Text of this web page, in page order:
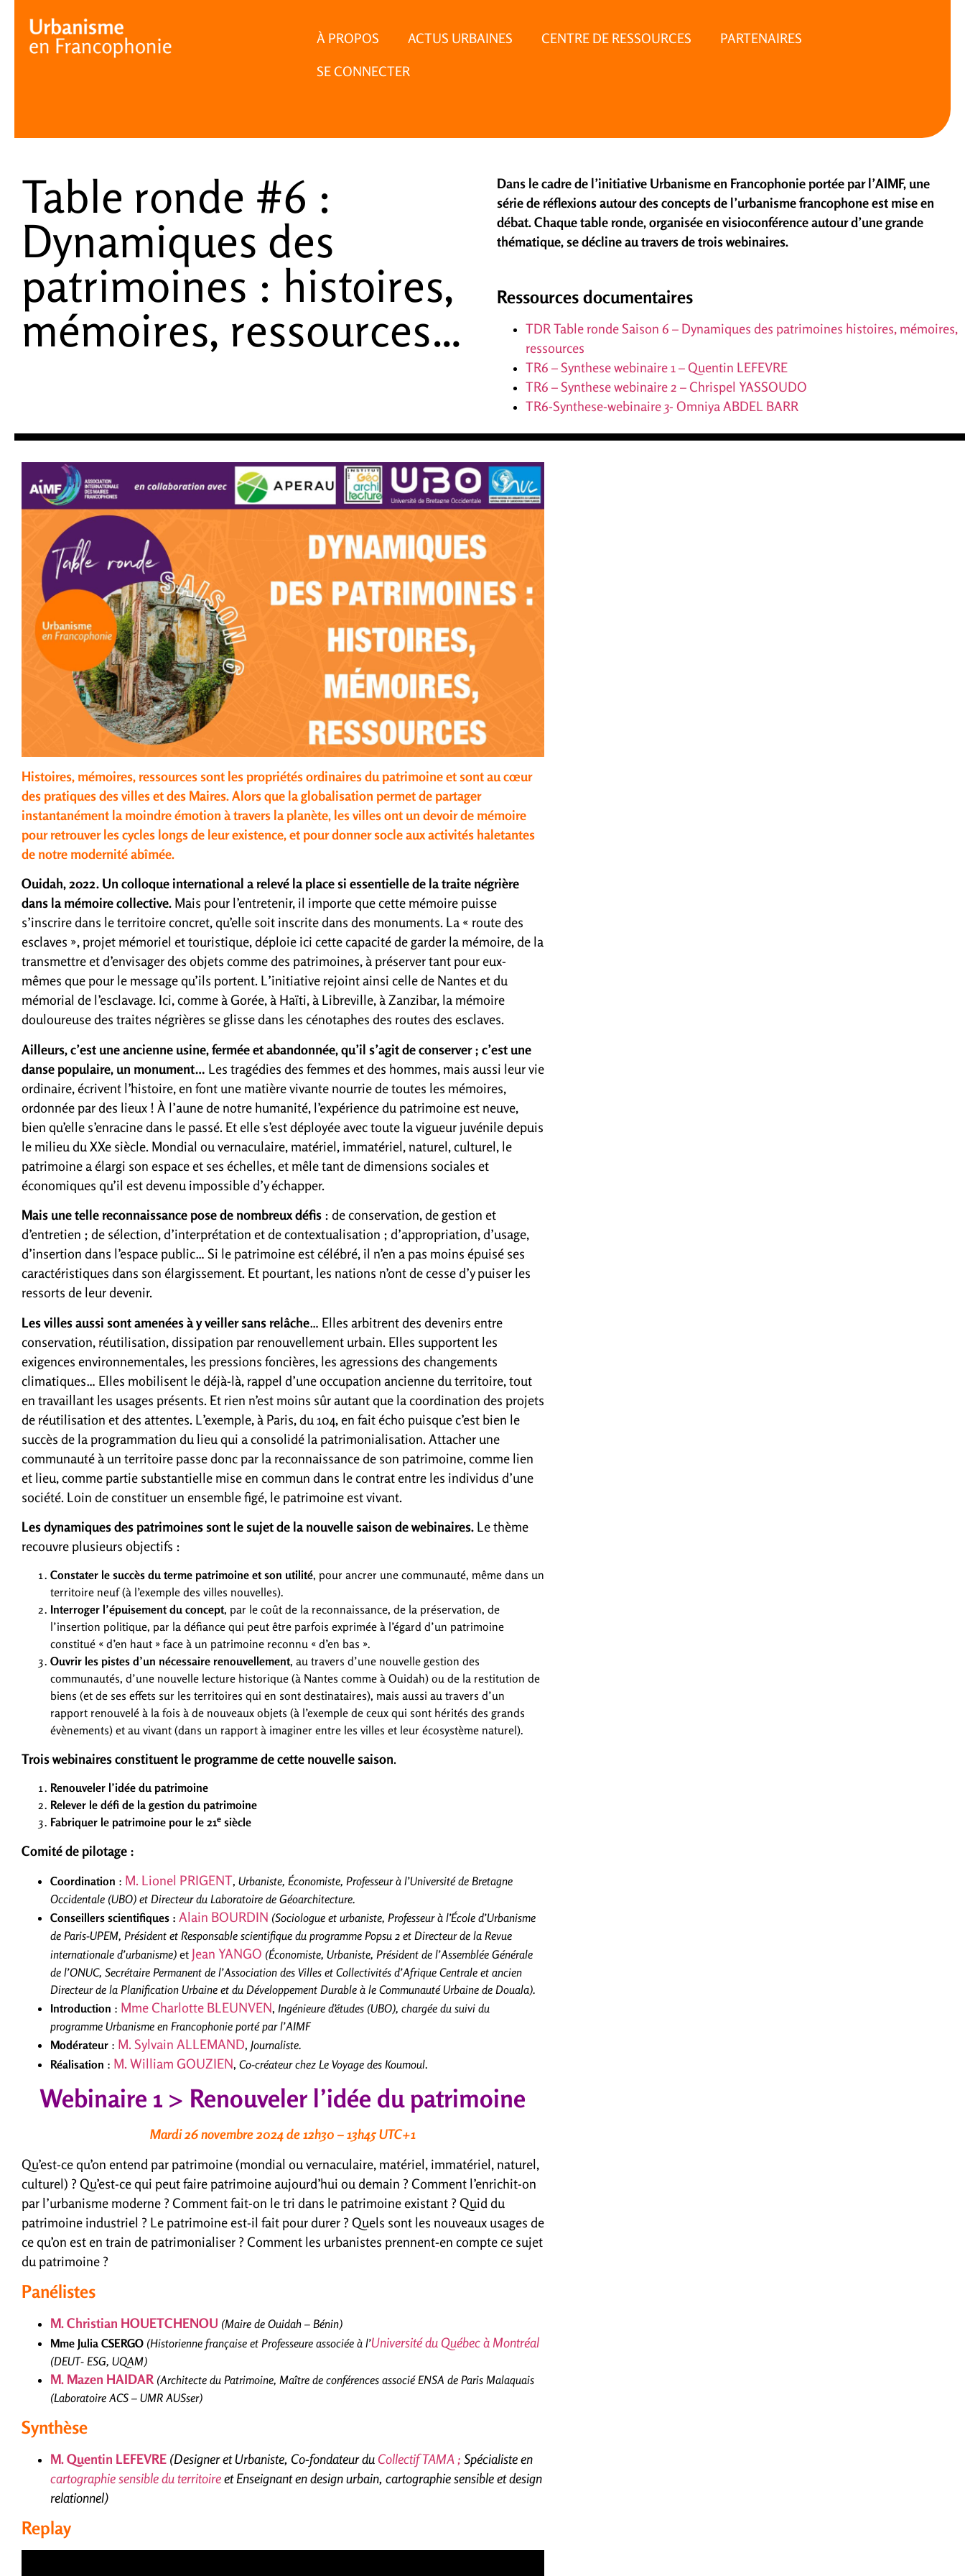
À PROPOS ACTUS URBAINES CENTRE DE RESSOURCES PARTENAIRES
SE CONNECTER
Table ronde #6 :
Dynamiques des
patrimoines : histoires,
mémoires, ressources…
Dans le cadre de l’initiative Urbanisme en Francophonie portée par l’AIMF, une
série de réflexions autour des concepts de l’urbanisme francophone est mise en
débat. Chaque table ronde, organisée en visioconférence autour d’une grande
thématique, se décline au travers de trois webinaires.
Ressources documentaires
TDR Table ronde Saison 6 – Dynamiques des patrimoines histoires, mémoires,
ressources
TR6 – Synthese webinaire 1 – Quentin LEFEVRE
TR6 – Synthese webinaire 2 – Chrispel YASSOUDO
TR6-Synthese-webinaire 3- Omniya ABDEL BARR
Histoires, mémoires, ressources sont les propriétés ordinaires du patrimoine et sont au cœur
des pratiques des villes et des Maires. Alors que la globalisation permet de partager
instantanément la moindre émotion à travers la planète, les villes ont un devoir de mémoire
pour retrouver les cycles longs de leur existence, et pour donner socle aux activités haletantes
de notre modernité abîmée.
Ouidah, 2022. Un colloque international a relevé la place si essentielle de la traite négrière
dans la mémoire collective. Mais pour l’entretenir, il importe que cette mémoire puisse
s’inscrire dans le territoire concret, qu’elle soit inscrite dans des monuments. La « route des
esclaves », projet mémoriel et touristique, déploie ici cette capacité de garder la mémoire, de la
transmettre et d’envisager des objets comme des patrimoines, à préserver tant pour eux-
mêmes que pour le message qu’ils portent. L’initiative rejoint ainsi celle de Nantes et du
mémorial de l’esclavage. Ici, comme à Gorée, à Haïti, à Libreville, à Zanzibar, la mémoire
douloureuse des traites négrières se glisse dans les cénotaphes des routes des esclaves.
Ailleurs, c’est une ancienne usine, fermée et abandonnée, qu’il s’agit de conserver ; c’est une
danse populaire, un monument… Les tragédies des femmes et des hommes, mais aussi leur vie
ordinaire, écrivent l’histoire, en font une matière vivante nourrie de toutes les mémoires,
ordonnée par des lieux ! À l’aune de notre humanité, l’expérience du patrimoine est neuve,
bien qu’elle s’enracine dans le passé. Et elle s’est déployée avec toute la vigueur juvénile depuis
le milieu du XXe siècle. Mondial ou vernaculaire, matériel, immatériel, naturel, culturel, le
patrimoine a élargi son espace et ses échelles, et mêle tant de dimensions sociales et
économiques qu’il est devenu impossible d’y échapper.
Mais une telle reconnaissance pose de nombreux défis : de conservation, de gestion et
d’entretien ; de sélection, d’interprétation et de contextualisation ; d’appropriation, d’usage,
d’insertion dans l’espace public… Si le patrimoine est célébré, il n’en a pas moins épuisé ses
caractéristiques dans son élargissement. Et pourtant, les nations n’ont de cesse d’y puiser les
ressorts de leur devenir.
Les villes aussi sont amenées à y veiller sans relâche… Elles arbitrent des devenirs entre
conservation, réutilisation, dissipation par renouvellement urbain. Elles supportent les
exigences environnementales, les pressions foncières, les agressions des changements
climatiques… Elles mobilisent le déjà-là, rappel d’une occupation ancienne du territoire, tout
en travaillant les usages présents. Et rien n’est moins sûr autant que la coordination des projets
de réutilisation et des attentes. L’exemple, à Paris, du 104, en fait écho puisque c’est bien le
succès de la programmation du lieu qui a consolidé la patrimonialisation. Attacher une
communauté à un territoire passe donc par la reconnaissance de son patrimoine, comme lien
et lieu, comme partie substantielle mise en commun dans le contrat entre les individus d’une
société. Loin de constituer un ensemble figé, le patrimoine est vivant.
Les dynamiques des patrimoines sont le sujet de la nouvelle saison de webinaires. Le thème
recouvre plusieurs objectifs :
Constater le succès du terme patrimoine et son utilité, pour ancrer une communauté, même dans un
territoire neuf (à l’exemple des villes nouvelles).
Interroger l’épuisement du concept, par le coût de la reconnaissance, de la préservation, de
l’insertion politique, par la défiance qui peut être parfois exprimée à l’égard d’un patrimoine
constitué « d’en haut » face à un patrimoine reconnu « d’en bas ».
Ouvrir les pistes d’un nécessaire renouvellement, au travers d’une nouvelle gestion des
communautés, d’une nouvelle lecture historique (à Nantes comme à Ouidah) ou de la restitution de
biens (et de ses effets sur les territoires qui en sont destinataires), mais aussi au travers d’un
rapport renouvelé à la fois à de nouveaux objets (à l’exemple de ceux qui sont hérités des grands
évènements) et au vivant (dans un rapport à imaginer entre les villes et leur écosystème naturel).
Trois webinaires constituent le programme de cette nouvelle saison.
Renouveler l’idée du patrimoine
Relever le défi de la gestion du patrimoine
Fabriquer le patrimoine pour le 21e siècle
Comité de pilotage :
Coordination : M. Lionel PRIGENT, Urbaniste, Économiste, Professeur à l’Université de Bretagne
Occidentale (UBO) et Directeur du Laboratoire de Géoarchitecture.
Conseillers scientifiques : Alain BOURDIN (Sociologue et urbaniste, Professeur à l’École d’Urbanisme
de Paris-UPEM, Président et Responsable scientifique du programme Popsu 2 et Directeur de la Revue
internationale d’urbanisme) et Jean YANGO (Économiste, Urbaniste, Président de l’Assemblée Générale
de l’ONUC, Secrétaire Permanent de l’Association des Villes et Collectivités d’Afrique Centrale et ancien
Directeur de la Planification Urbaine et du Développement Durable à le Communauté Urbaine de Douala).
Introduction : Mme Charlotte BLEUNVEN, Ingénieure d’études (UBO), chargée du suivi du
programme Urbanisme en Francophonie porté par l’AIMF
Modérateur : M. Sylvain ALLEMAND, Journaliste.
Réalisation : M. William GOUZIEN, Co-créateur chez Le Voyage des Koumoul.
Webinaire 1 > Renouveler l’idée du patrimoine
Mardi 26 novembre2024 de 12h30 – 13h45 UTC+1
Qu’est-ce qu’on entend par patrimoine (mondial ou vernaculaire, matériel, immatériel, naturel,
culturel) ? Qu’est-ce qui peut faire patrimoine aujourd’hui ou demain ? Comment l’enrichit-on
par l’urbanisme moderne ? Comment fait-on le tri dans le patrimoine existant ? Quid du
patrimoine industriel ? Le patrimoine est-il fait pour durer ? Quels sont les nouveaux usages de
ce qu’on est en train de patrimonialiser ? Comment les urbanistes prennent-en compte ce sujet
du patrimoine ?
Panélistes
M. Christian HOUETCHENOU (Maire de Ouidah – Bénin)
Mme Julia CSERGO (Historienne française et Professeure associée à l’Université du Québec à Montréal
(DEUT- ESG, UQAM)
M. Mazen HAIDAR(Architecte du Patrimoine, Maître de conférences associé ENSA de Paris Malaquais
(Laboratoire ACS – UMR AUSser)
Synthèse
M. Quentin LEFEVRE (Designer et Urbaniste, Co-fondateur du​Collectif TAMA ; Spécialiste en
cartographie sensible du territoireetEnseignant en design urbain, cartographie sensible et design
relationnel)
Replay